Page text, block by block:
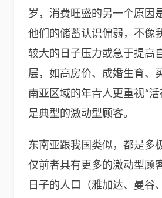
岁，消费旺盛的另一个原因
他们的储蓄认识偏弱，不像
较大的日子压力或急于提高
层，如高房价、成婚生育、
南亚区域的年青人更重视“
是典型的激动型顾客。
东南亚跟我国类似，都是多
仅前者具有更多的激动型顾
日子的人口（雅加达、曼谷